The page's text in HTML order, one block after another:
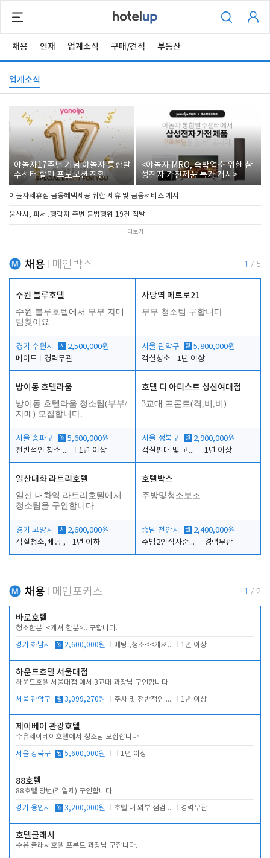
채용 인재 업계소식 구매/견적 부동산
업계소식
야놀자17주년 기념 야놀자 통합발
주센터 할인 프로모션 진행
<야놀자 MRO, 숙박업소 위한 삼
성전자 가전제품 특가 개시>
야놀자제휴점 금융혜택제공 위한 제휴 및 금융서비스 게시
울산시, 피서․행락지 주변 불법행위 19건 적발
더보기
채용 메인박스 1 / 5
수원 블루호텔
수원 블루호텔에서 부부 자매
팀찾아요
경기 수원시 시
2,500,000원
메이드
경력무관
사당역 메트로21
부부 청소팀 구합니다
서울 관악구 월 5,800,000원
객실청소
1년 이상
방이동 호텔라움
방이동 호텔라움 청소팀(부부/
자매) 모집합니다.
서울 송파구 월 5,600,000원
전반적인 청소 업무(객실청소.객실정리)
1년 이상
호텔 디 아티스트 성신여대점
3교대 프론트(격,비,비)
서울 성북구 월 2,900,000원
객실판매 및 고객응대
1년 이상
일산대화 라트리호텔
일산 대화역 라트리호텔에서
청소팀을 구인합니다.
경기 고양시 시
2,600,000원
객실청소,베팅 ,
1년 이하
호텔박스
주방및청소보조
충남 천안시 월 2,400,000원
주방2인식사준비및청소린렌보조
경력무관
채용 메인포커스 1 / 2
바로호텔
청소한분..<캐셔 한분>.. 구합니다.
경기 하남시 월 2,600,000원 베팅.,청소<<캐셔 모셔봅니다. 1년 이상
하운드호텔 서울대점
하운드호텔 서울대점 에서 3교대 과장님 구인합니다.
서울 관악구 월 3,099,270원 주차 및 전반적인 당번업무 1년 이상
제이베이 관광호텔
수유제이베이호텔에서 청소팀 모집합니다
서울 강북구 월 5,600,000원 1년 이상
88호텔
88호텔 당번(격일제) 구인합니다
경기 용인시 월 3,200,000원 호텔 내 외부 점검 및 프런트 운영 경력무관
호텔클래시
수유 클래시호텔 프론트 과장님 구합니다.